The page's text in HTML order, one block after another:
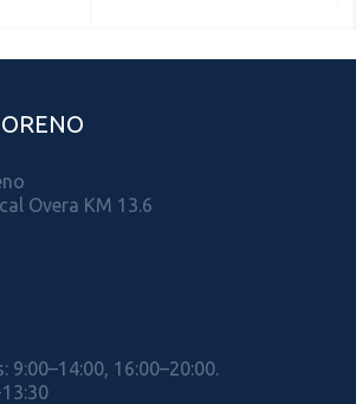
Overa KM 13.6
9:00–14:00, 16:00–20:00.